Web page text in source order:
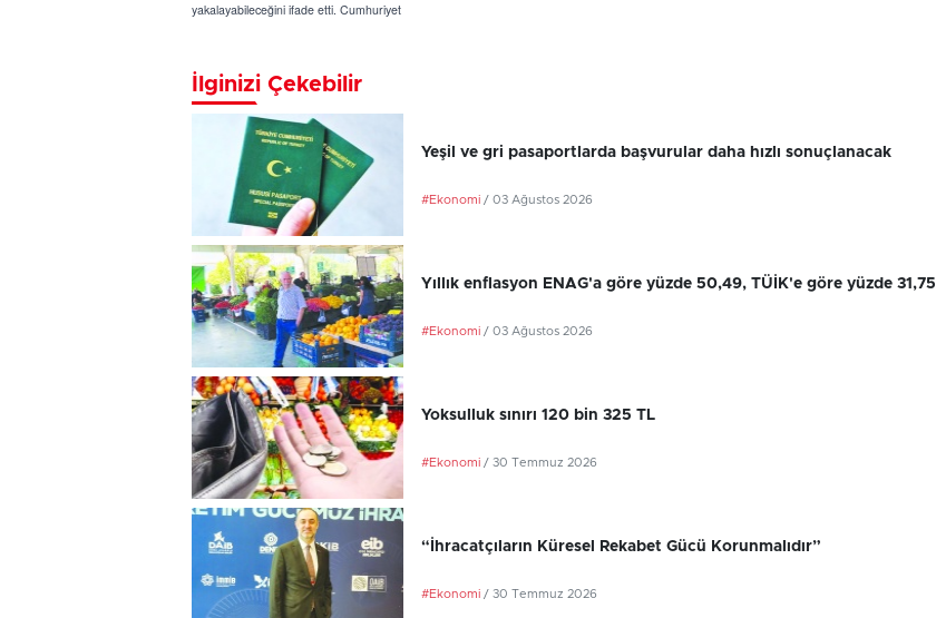
yakalayabileceğini ifade etti. Cumhuriyet
İlginizi Çekebilir
Yeşil ve gri pasaportlarda başvurular daha hızlı sonuçlanacak
#Ekonomi / 03 Ağustos 2026
Yıllık enflasyon ENAG'a göre yüzde 50,49, TÜİK'e göre yüzde 31,75
#Ekonomi / 03 Ağustos 2026
Yoksulluk sınırı 120 bin 325 TL
#Ekonomi / 30 Temmuz 2026
“İhracatçıların Küresel Rekabet Gücü Korunmalıdır”
#Ekonomi / 30 Temmuz 2026